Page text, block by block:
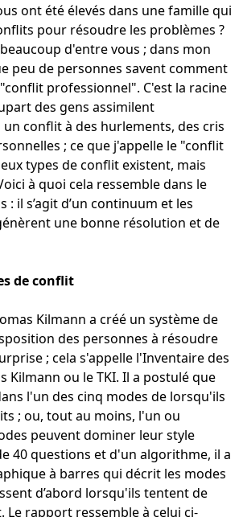
ont été élevés dans une famille qui
pour résoudre les problèmes ?
d'entre vous ; dans mon
peu de personnes savent comment
professionnel". C'est la racine
des gens assimilent
conflit à des hurlements, des cris
; ce que j'appelle le "conflit
types de conflit existent, mais
à quoi cela ressemble dans le
: il s’agit d’un continuum et les
une bonne résolution et de
de conflit
Kilmann a créé un système de
des personnes à résoudre
; cela s'appelle l'Inventaire des
Kilmann ou le TKI. Il a postulé que
l'un des cinq modes de lorsqu'ils
; ou, tout au moins, l'un ou
peuvent dominer leur style
40 questions et d'un algorithme, il a
à barres qui décrit les modes
d’abord lorsqu'ils tentent de
Le rapport ressemble à celui ci-